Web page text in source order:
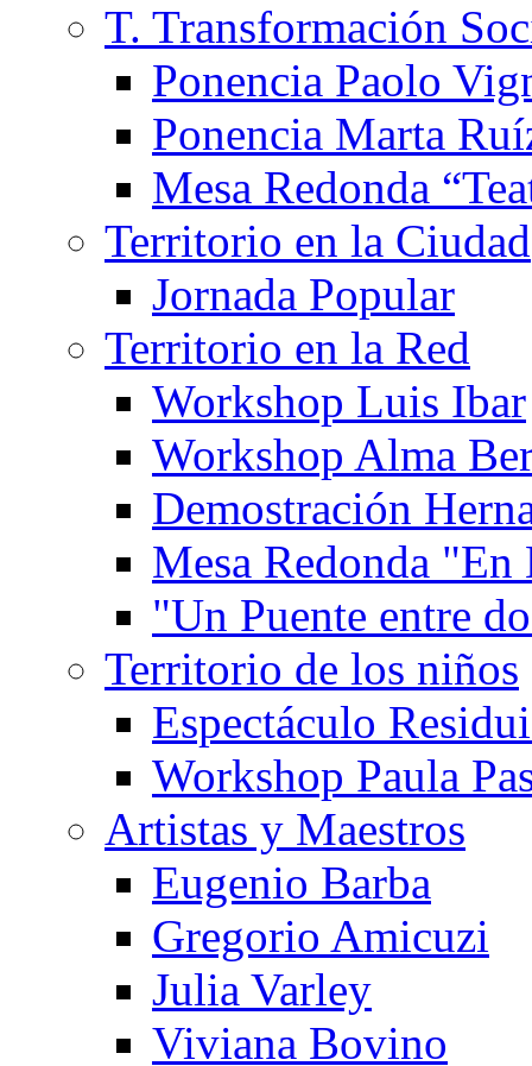
T. Transformación
Ponencia Paolo
Ponencia Marta
Mesa Redonda
Territorio en la Ciudad
Jornada Popular
Territorio en la Red
Workshop Luis Ibar
Workshop Alma
Demostración
Mesa Redonda
"Un Puente entre
Territorio de los niños
Espectáculo
Workshop Paula
Artistas y Maestros
Eugenio Barba
Gregorio Amicuzi
Julia Varley
Viviana Bovino